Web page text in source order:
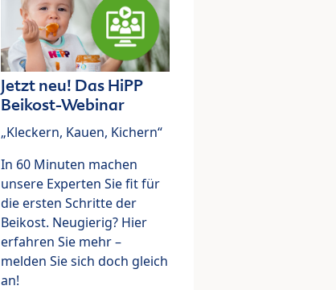
Jetzt neu! Das HiPP
Beikost-Webinar
„Kleckern, Kauen, Kichern“
In 60 Minuten machen
unsere Experten Sie fit für
die ersten Schritte der
Beikost. Neugierig? Hier
erfahren Sie mehr –
melden Sie sich doch gleich
an!